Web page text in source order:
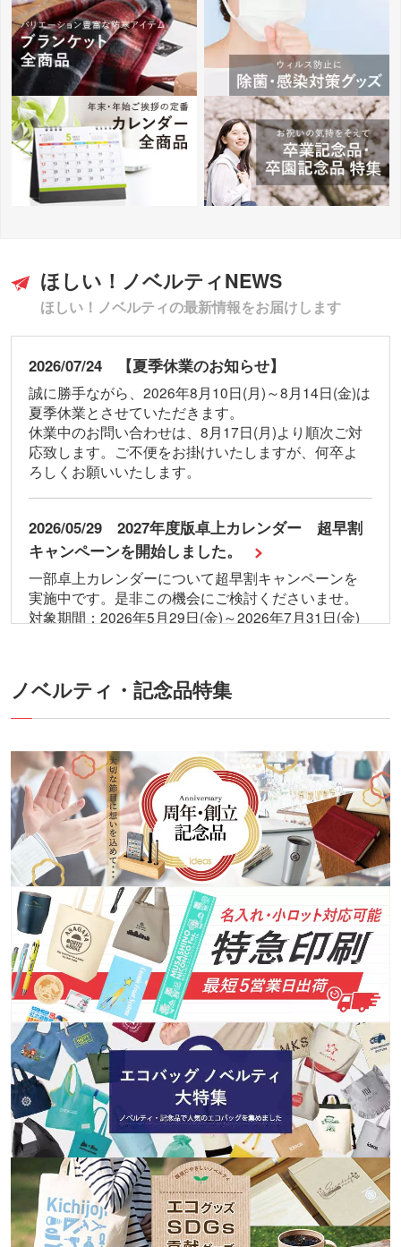
ほしい！ノベルティNEWS
ほしい！ノベルティの最新情報をお届けします
2026/07/24 【夏季休業のお知らせ】
誠に勝手ながら、2026年8月10日(月)～8月14日(金)は
夏季休業とさせていただきます。
休業中のお問い合わせは、8月17日(月)より順次ご対
応致します。ご不便をお掛けいたしますが、何卒よ
ろしくお願いいたします。
2026/05/29 2027年度版卓上カレンダー 超早割
キャンペーンを開始しました。
一部卓上カレンダーについて超早割キャンペーンを
実施中です。是非この機会にご検討くださいませ。
対象期間：2026年5月29日(金)～2026年7月31日(金)
しました。
一部THERMOS製品についてサマーセールを実施中で
す。是非この機会にご検討くださいませ。
対象期間：2026年5月11日(月)～2026年8月31日(月)
ご注文分まで
2026/04/08 マイページの新機能をリリースしま
した。
会員マイページの注文履歴から再注文ができる機能
をリリースいたしました。定期的なご注文や、追加
注文をいただく際に便利です。ぜひご活用くださ
い。
2025/12/01 【印刷初心者向け】デザインデータ
の「塗り足し」とは？仕上がり線・セーフティー
ゾーンとの関係を完全ガイド
印刷物のデザインで大切な3つのキーワード「塗り足
し」「仕上がり線」「セーフティーゾーン」につい
て、分かりやすく解説します。正しい知識を身につ
けて、プロ品質のデザインデータを入稿しましょ
う。ノベルティコラム「ほしい!ノベルティラボ」で
公開中です。
ノベルティ ・記念品特集